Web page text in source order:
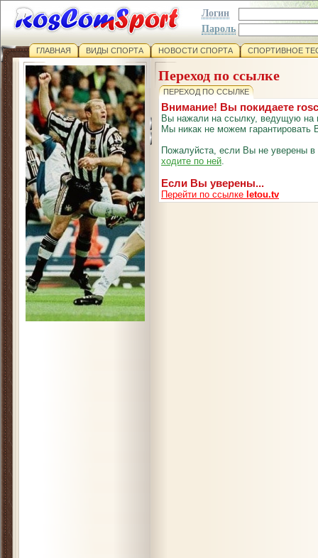
Логин
Пароль
ГЛАВНАЯ ВИДЫ СПОРТА НОВОСТИ СПОРТА СПОРТИВНОЕ
Переход по ссылке
ПЕРЕХОД ПО ССЫЛКЕ
Внимание! Вы покидаете
Вы нажали на ссылку, ведущую на
Мы никак не можем гарантировать
Пожалуйста, если Вы не уверены
ходите по ней.
Если Вы уверены...
Перейти по ссылке letou.tv